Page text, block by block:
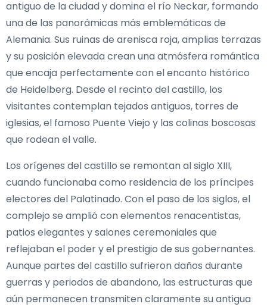
antiguo de la ciudad y domina el río Neckar, formando
una de las panorámicas más emblemáticas de
Alemania. Sus ruinas de arenisca roja, amplias terrazas
y su posición elevada crean una atmósfera romántica
que encaja perfectamente con el encanto histórico
de Heidelberg. Desde el recinto del castillo, los
visitantes contemplan tejados antiguos, torres de
iglesias, el famoso Puente Viejo y las colinas boscosas
que rodean el valle.
Los orígenes del castillo se remontan al siglo XIII,
cuando funcionaba como residencia de los príncipes
electores del Palatinado. Con el paso de los siglos, el
complejo se amplió con elementos renacentistas,
patios elegantes y salones ceremoniales que
reflejaban el poder y el prestigio de sus gobernantes.
Aunque partes del castillo sufrieron daños durante
guerras y periodos de abandono, las estructuras que
aún permanecen transmiten claramente su antigua